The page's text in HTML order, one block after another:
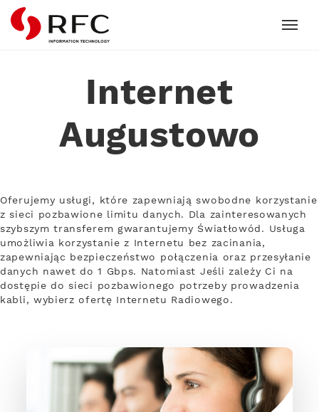
RFC
Internet
Augustowo
Oferujemy usługi, które zapewniają swobodne korzystanie
z sieci pozbawione limitu danych. Dla zainteresowanych
szybszym transferem gwarantujemy Światłowód. Usługa
umożliwia korzystanie z Internetu bez zacinania,
zapewniając bezpieczeństwo połączenia oraz przesyłanie
danych nawet do 1 Gbps. Natomiast Jeśli zależy Ci na
dostępie do sieci pozbawionego potrzeby prowadzenia
kabli, wybierz ofertę Internetu Radiowego.